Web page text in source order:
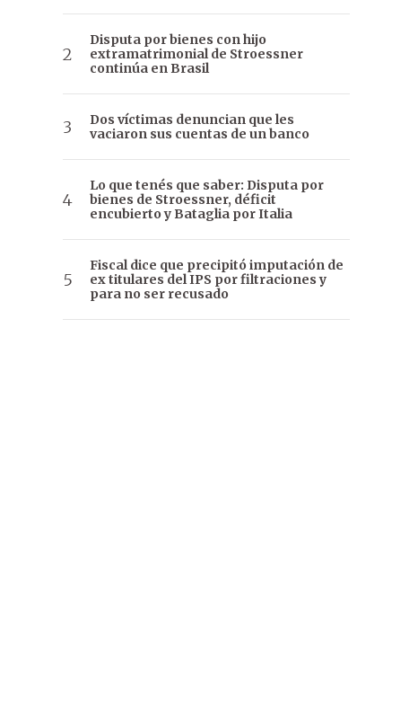
Disputa por bienes con hijo
extramatrimonial de Stroessner
continúa en Brasil
Dos víctimas denuncian que les
vaciaron sus cuentas de un banco
Lo que tenés que saber: Disputa por
bienes de Stroessner, déficit
encubierto y Bataglia por Italia
Fiscal dice que precipitó imputación de
ex titulares del IPS por filtraciones y
para no ser recusado